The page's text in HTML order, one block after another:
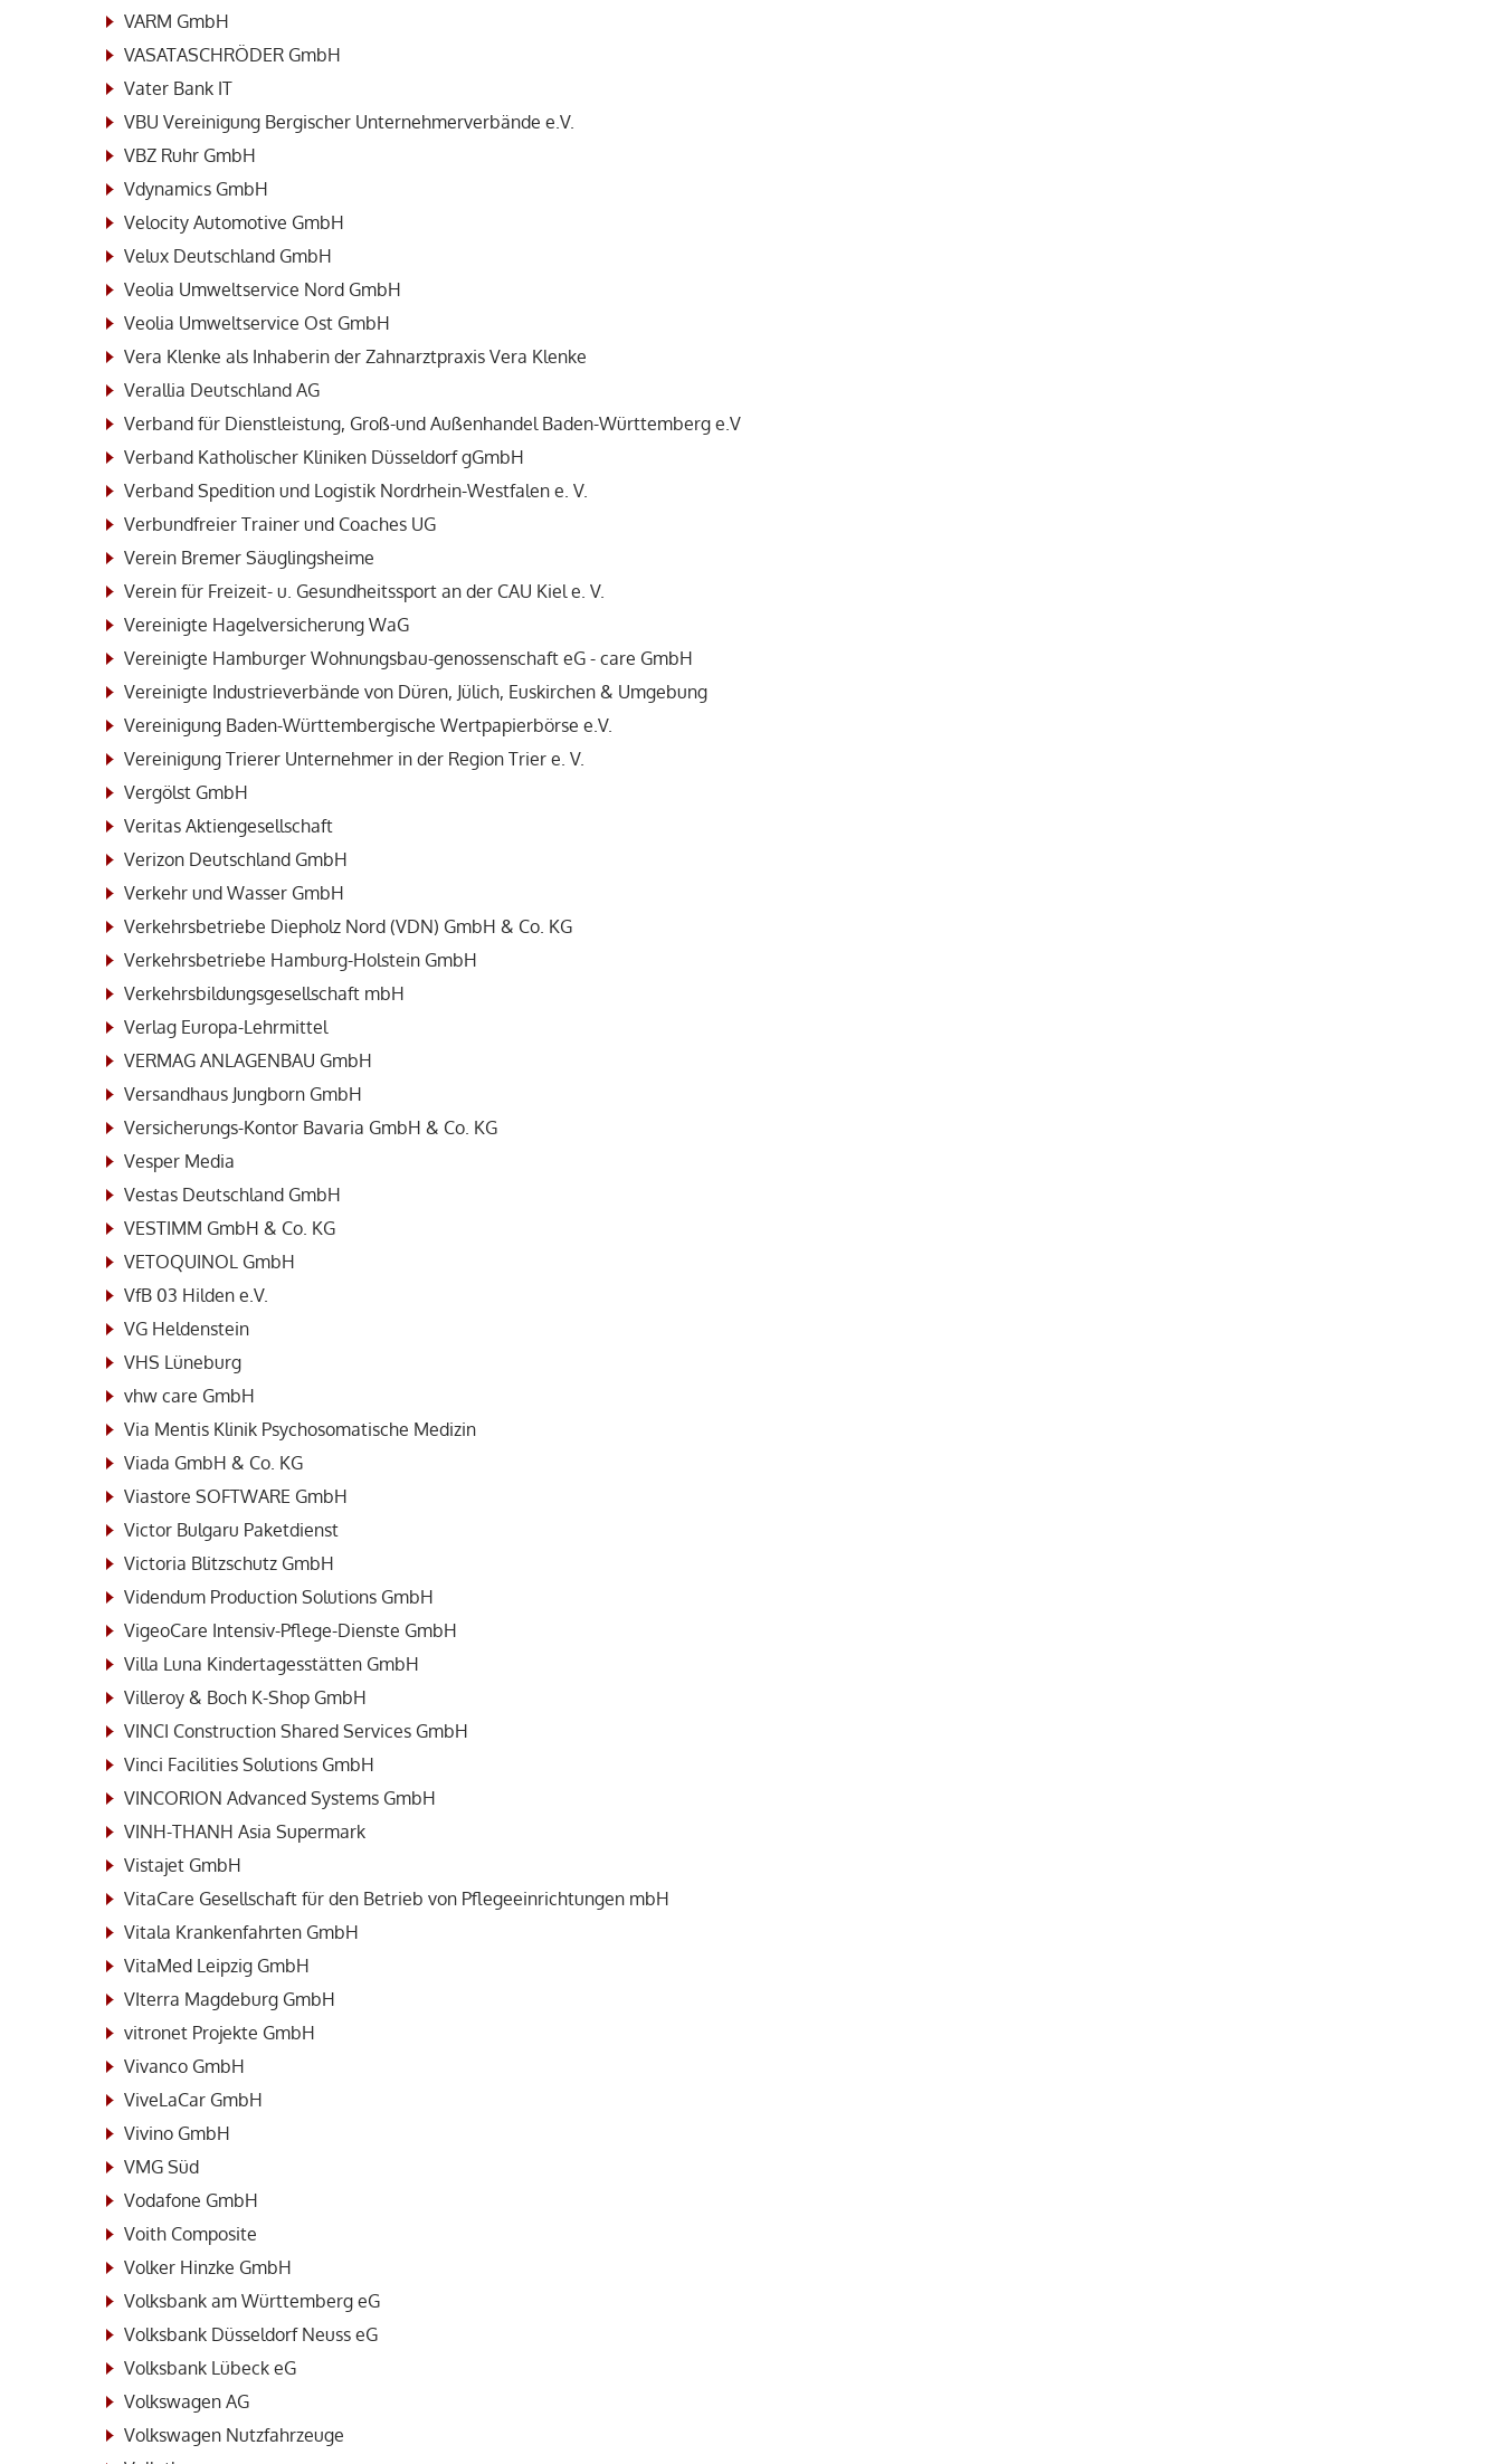
VARM GmbH
VASATASCHRÖDER GmbH
Vater Bank IT
VBU Vereinigung Bergischer Unternehmerverbände e.V.
VBZ Ruhr GmbH
Vdynamics GmbH
Velocity Automotive GmbH
Velux Deutschland GmbH
Veolia Umweltservice Nord GmbH
Veolia Umweltservice Ost GmbH
Vera Klenke als Inhaberin der Zahnarztpraxis Vera Klenke
Verallia Deutschland AG
Verband für Dienstleistung, Groß-und Außenhandel Baden-Württemberg e.V
Verband Katholischer Kliniken Düsseldorf gGmbH
Verband Spedition und Logistik Nordrhein-Westfalen e. V.
Verbundfreier Trainer und Coaches UG
Verein Bremer Säuglingsheime
Verein für Freizeit- u. Gesundheitssport an der CAU Kiel e. V.
Vereinigte Hagelversicherung WaG
Vereinigte Hamburger Wohnungsbau-genossenschaft eG - care GmbH
Vereinigte Industrieverbände von Düren, Jülich, Euskirchen & Umgebung
Vereinigung Baden-Württembergische Wertpapierbörse e.V.
Vereinigung Trierer Unternehmer in der Region Trier e. V.
Vergölst GmbH
Veritas Aktiengesellschaft
Verizon Deutschland GmbH
Verkehr und Wasser GmbH
Verkehrsbetriebe Diepholz Nord (VDN) GmbH & Co. KG
Verkehrsbetriebe Hamburg-Holstein GmbH
Verkehrsbildungsgesellschaft mbH
Verlag Europa-Lehrmittel
VERMAG ANLAGENBAU GmbH
Versandhaus Jungborn GmbH
Versicherungs-Kontor Bavaria GmbH & Co. KG
Vesper Media
Vestas Deutschland GmbH
VESTIMM GmbH & Co. KG
VETOQUINOL GmbH
VfB 03 Hilden e.V.
VG Heldenstein
VHS Lüneburg
vhw care GmbH
Via Mentis Klinik Psychosomatische Medizin
Viada GmbH & Co. KG
Viastore SOFTWARE GmbH
Victor Bulgaru Paketdienst
Victoria Blitzschutz GmbH
Videndum Production Solutions GmbH
VigeoCare Intensiv-Pflege-Dienste GmbH
Villa Luna Kindertagesstätten GmbH
Villeroy & Boch K-Shop GmbH
VINCI Construction Shared Services GmbH
Vinci Facilities Solutions GmbH
VINCORION Advanced Systems GmbH
VINH-THANH Asia Supermark
Vistajet GmbH
VitaCare Gesellschaft für den Betrieb von Pflegeeinrichtungen mbH
Vitala Krankenfahrten GmbH
VitaMed Leipzig GmbH
VIterra Magdeburg GmbH
vitronet Projekte GmbH
Vivanco GmbH
ViveLaCar GmbH
Vivino GmbH
VMG Süd
Vodafone GmbH
Voith Composite
Volker Hinzke GmbH
Volksbank am Württemberg eG
Volksbank Düsseldorf Neuss eG
Volksbank Lübeck eG
Volkswagen AG
Volkswagen Nutzfahrzeuge